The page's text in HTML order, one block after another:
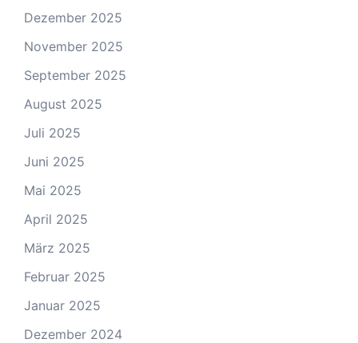
Dezember 2025
November 2025
September 2025
August 2025
Juli 2025
Juni 2025
Mai 2025
April 2025
März 2025
Februar 2025
Januar 2025
Dezember 2024